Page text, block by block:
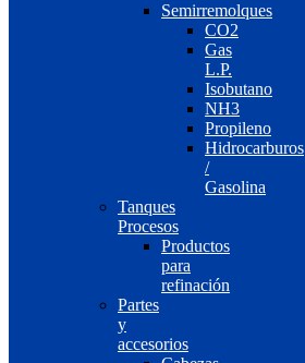
Semirremolques
CO2
Gas
L.P.
Isobutano
NH3
Propileno
Hidrocarburos
/
Gasolina
Tanques
Procesos
Productos
para
refinación
Partes
y
accesorios